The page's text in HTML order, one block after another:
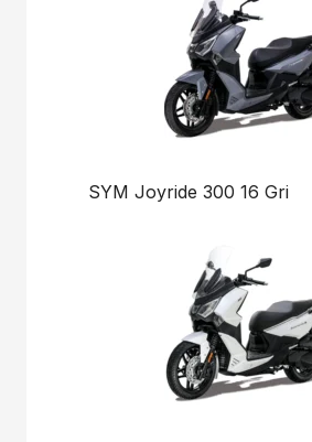
SYM Joyride 300 16 Gri